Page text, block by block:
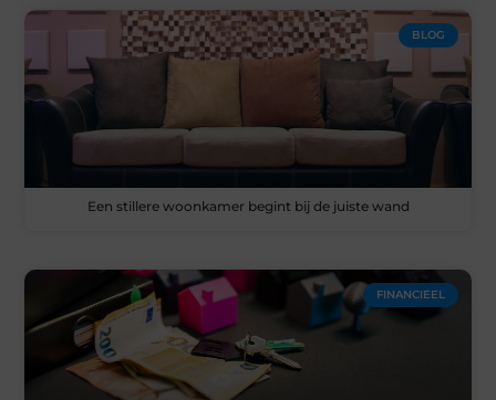
BLOG
Een stillere woonkamer begint bij de juiste wand
FINANCIEEL